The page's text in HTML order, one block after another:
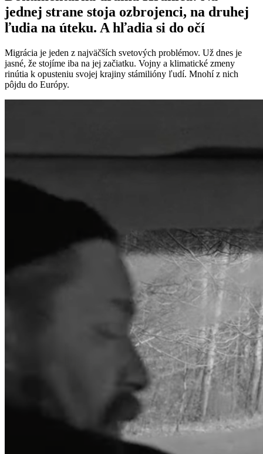
jednej strane stoja ozbrojenci, na druhej
ľudia na úteku. A hľadia si do očí
Migrácia je jeden z najväčších svetových problémov. Už dnes je
jasné, že stojíme iba na jej začiatku. Vojny a klimatické zmeny
rinútia k opusteniu svojej krajiny stámilióny ľudí. Mnohí z nich
pôjdu do Európy.